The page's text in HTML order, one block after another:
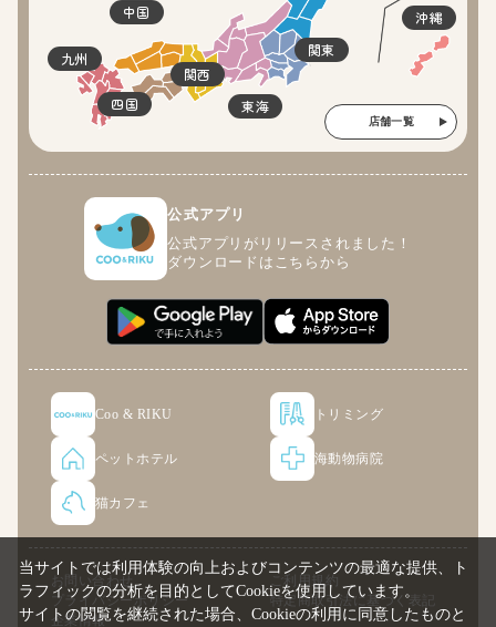
関東
東海
関西
四国
中国
九州
沖縄
店舗一覧
公式アプリ
公式アプリがリリースされました！
ダウンロードはこちらから
Coo & RIKU トリミング
ペットホテル 海動物病院
猫カフェ
お問い合わせ
ご利用規約
プライバシーポリシー
特定商取引法に基づく表記
企業情報
当サイトでは利用体験の向上およびコンテンツの最適な提供、ト
ラフィックの分析を目的としてCookieを使用しています。
サイトの閲覧を継続された場合、Cookieの利用に同意したものと